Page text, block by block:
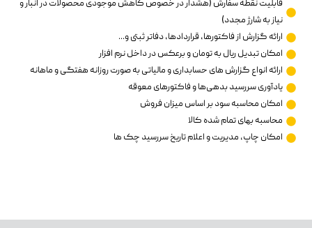
قابلیت نقطه سفارش (هشدار در خصوص کاهش موجودی محصولات در انبار و
نیاز به شارژ مجدد)
ارائه گزارش از فاکتورها، قراردادها، دفاتر ثبتی و...
امکان تبدیل ریال به تومان و برعکس در داخل نرم افزار
ارائه انواع گزارش های حسابداری و مالیاتی به صورت روزانه هفتگی و ماهانه
یادآوری سررسید بدهی‌ها و فاکتورهای معوقه
امکان محاسبه سود بر اساس میزان فروش
محاسبه بهای تمام شده کالا
امکان چاپ، مدیریت و اعلام تاریخ سررسید چک ها